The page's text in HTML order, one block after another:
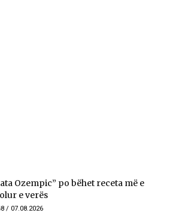
Ozempic” po bëhet receta më e
e verës
/ 07.08.2026